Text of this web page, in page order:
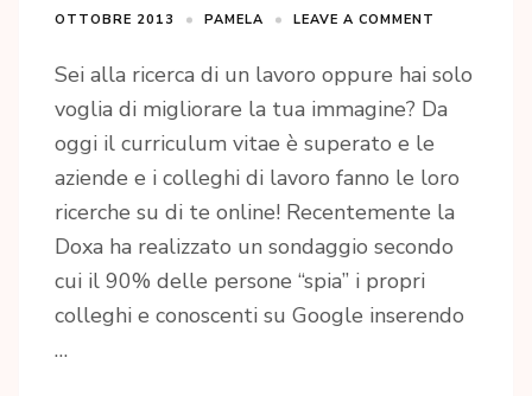
OTTOBRE 2013 PAMELA LEAVE A COMMENT
Sei alla ricerca di un lavoro oppure hai solo
voglia di migliorare la tua immagine? Da
oggi il curriculum vitae è superato e le
aziende e i colleghi di lavoro fanno le loro
ricerche su di te online! Recentemente la
Doxa ha realizzato un sondaggio secondo
cui il 90% delle persone “spia” i propri
colleghi e conoscenti su Google inserendo
…